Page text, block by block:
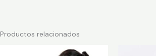
Productos relacionados